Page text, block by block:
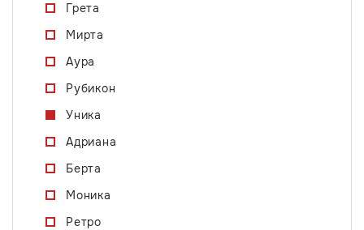
Грета
Мирта
Аура
Рубикон
Уника
Адриана
Берта
Моника
Ретро